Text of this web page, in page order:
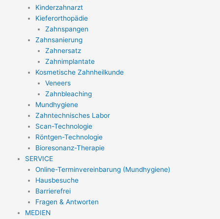
Kinderzahnarzt
Kieferorthopädie
Zahnspangen
Zahnsanierung
Zahnersatz
Zahnimplantate
Kosmetische Zahnheilkunde
Veneers
Zahnbleaching
Mundhygiene
Zahntechnisches Labor
Scan-Technologie
Röntgen-Technologie
Bioresonanz-Therapie
SERVICE
Online-Terminvereinbarung (Mundhygiene)
Hausbesuche
Barrierefrei
Fragen & Antworten
MEDIEN